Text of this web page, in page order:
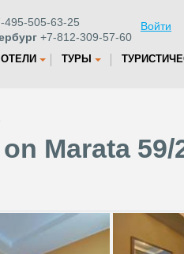
495-505-63-25
+7-812-309-57-60
Войти
ТУРЫ
Marata 59/